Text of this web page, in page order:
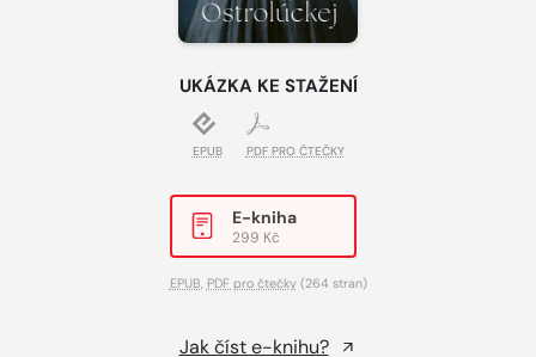
UKÁZKA KE STAŽENÍ
EPUB PDF PRO ČTEČKY
E-kniha
299 Kč
EPUB PDF pro čtečky(264 stran)
Jak číst e-knihu?